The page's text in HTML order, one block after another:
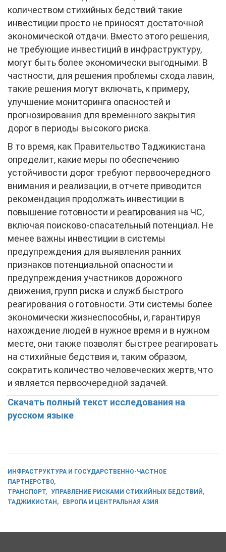
количеством стихийных бедствий такие
инвестиции просто не приносят достаточной
экономической отдачи. Вместо этого решения,
не требующие инвестиций в инфраструктуру,
могут быть более экономически выгодными. В
частности, для решения проблемы схода лавин,
такие решения могут включать, к примеру,
улучшение мониторинга опасностей и
прогнозирования для временного закрытия
дорог в периоды высокого риска.
В то время, как Правительство Таджикистана
определит, какие меры по обеспечению
устойчивости дорог требуют первоочередного
внимания и реализации, в отчете приводится
рекомендация продолжать инвестиции в
повышение готовности и реагирования на ЧС,
включая поисково-спасательный потенциал. Не
менее важны инвестиции в системы
предупреждения для выявления ранних
признаков потенциальной опасности и
предупреждения участников дорожного
движения, групп риска и служб быстрого
реагирования о готовности. Эти системы более
экономически жизнеспособны, и, гарантируя
нахождение людей в нужное время и в нужном
месте, они также позволят быстрее реагировать
на стихийные бедствия и, таким образом,
сократить количество человеческих жертв, что
и является первоочередной задачей.
Скачать полный текст исследования на
русском языке
ИНФРАСТРУКТУРА И ГОСУДАРСТВЕННО-ЧАСТНОЕ
ПАРТНЕРСТВО
ТРАНСПОРТ
УПРАВЛЕНИЕ РИСКАМИ СТИХИЙНЫХ БЕДСТВИЙ
ТАДЖИКИСТАН
ЕВРОПА И ЦЕНТРАЛЬНАЯ АЗИЯ